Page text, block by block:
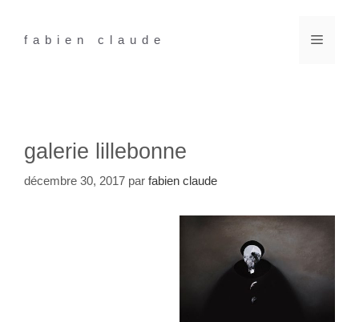
contenufabien claude Menu
galerie lillebonne
décembre 30, 2017 par fabien claude